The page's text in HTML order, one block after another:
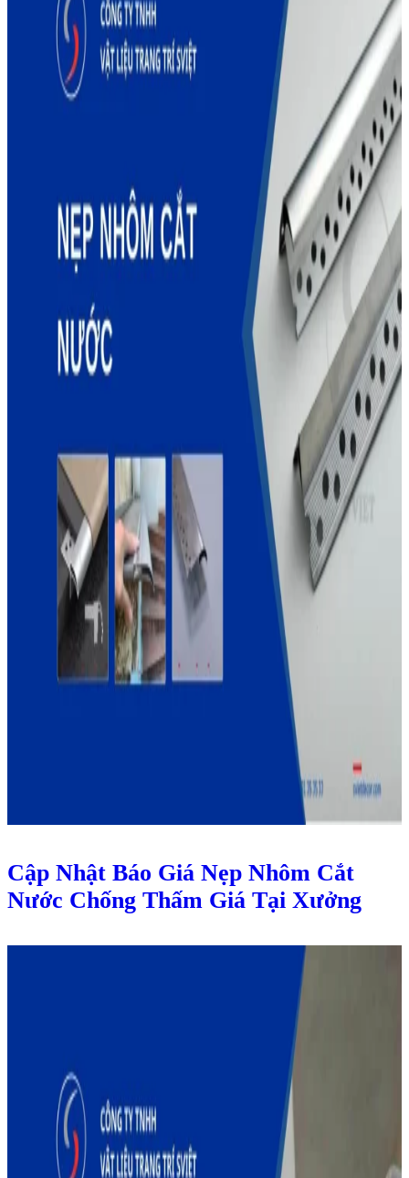
Cập Nhật Báo Giá Nẹp Nhôm Cắt
Nước Chống Thấm Giá Tại Xưởng